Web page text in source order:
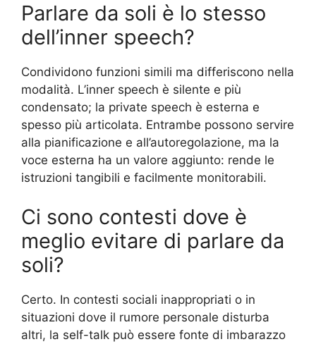
Parlare da soli è lo stesso
dell’inner speech?
Condividono funzioni simili ma differiscono nella
modalità. L’inner speech è silente e più
condensato; la private speech è esterna e
spesso più articolata. Entrambe possono servire
alla pianificazione e all’autoregolazione, ma la
voce esterna ha un valore aggiunto: rende le
istruzioni tangibili e facilmente monitorabili.
Ci sono contesti dove è
meglio evitare di parlare da
soli?
Certo. In contesti sociali inappropriati o in
situazioni dove il rumore personale disturba
altri, la self-talk può essere fonte di imbarazzo